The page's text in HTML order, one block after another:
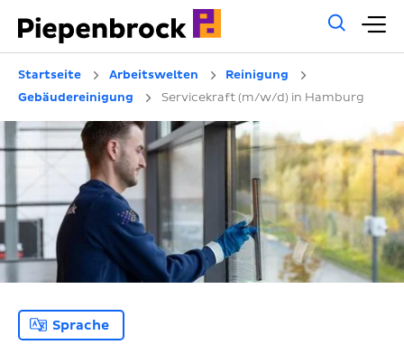
Startseite Arbeitswelten
Reinigung
Gebäudereinigung
Servicekraft (m/w/d) in Hamburg
Sprache